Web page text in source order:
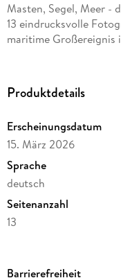
Masten, Segel, Meer -
13 eindrucksvolle
maritime Großereignis
Produktdetails
Erscheinungsdatum
15. März 2026
Sprache
deutsch
Seitenanzahl
13
Barrierefreiheit